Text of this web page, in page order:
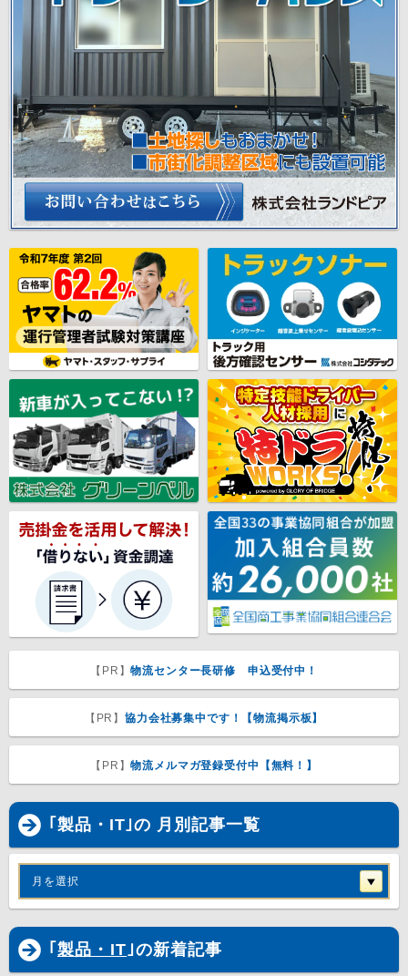
【PR】物流センター長研修 申込受付中！
【PR】協力会社募集中です！【物流掲示板】
【PR】物流メルマガ登録受付中【無料！】
｢製品・IT｣の 月別記事一覧
月を選択
｢ 製品・IT｣の新着記事